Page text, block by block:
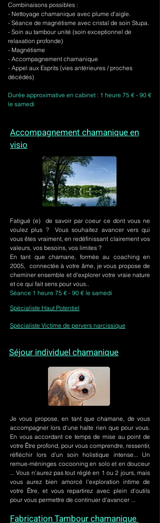
Combinaisons possibles :
- Nettoyage chamanique avec plume d'aigle.
- Séance de magnétisme avec cristal de soin Stupa.
- Soin au tambour unité (soin exceptionnel de
relaxation profonde)
- Magnétisme
- Accompagnement chamanique
- Appel aux Esprits (vies antérieures / proches
décédés)
Durée approximative en cabinet : 1 heure 75 € - 90 €
le samedi
Accompagnement chamanique en
visio
Fatigué (e) de savoir par coeur ce dont vous ne
voulez plus ? Vous souhaitez avancer vers qui
vous êtes vraiment, en redéfinissant clairement vos
valeurs, vos besoins, vos limites ?
En tant que chamane, formée au coaching en
2005, connectée à votre âme, je vous propose de
cheminer ensemble et d'explorer votre vraie nature
et ce qui fait sens pour vous..
Séance 1 heure 75 € - 90 € le samedi
Spécialiste Haut Potentiel
Spécialiste Victime de pervers narcissique
Séjour individuel chamanique
Je vous propose, en tant que chamane, de vous
accompagner lors d'une halte rien que pour vous.
En vous accordant ce temps de mise au point de
votre Être profond, pour vous comprendre, ressentir,
réfléchir lors d'un soin holistique intense... Un
remue-méninges cocooning en solo et en douceur
... Vous n'aurez pas tout réglé en 1 ou 2 jours, mais
vous aurez bien amorcé l'exploration intime de
votre Être, et vous repartirez avec plein d'outils
pour vous permettre de continuer d'avancer ...
Fabrication Tambour chamanique